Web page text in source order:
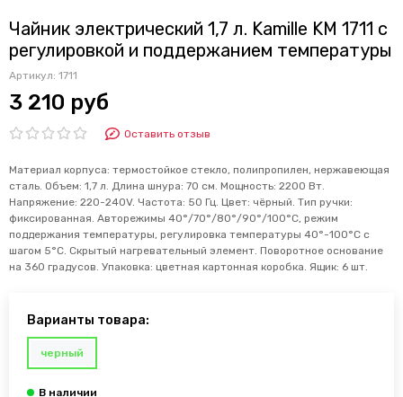
Чайник электрический 1,7 л. Kamille KM 1711 с
регулировкой и поддержанием температуры
Артикул: 1711
3 210 руб
Оставить отзыв
Материал корпуса: термостойкое стекло, полипропилен, нержавеющая
сталь. Объем: 1,7 л. Длина шнура: 70 см. Мощность: 2200 Вт.
Напряжение: 220-240V. Частота: 50 Гц. Цвет: чёрный. Тип ручки:
фиксированная. Авторежимы 40°/70°/80°/90°/100°C, режим
поддержания температуры, регулировка температуры 40°-100°С с
шагом 5°С. Скрытый нагревательный элемент. Поворотное основание
на 360 градусов. Упаковка: цветная картонная коробка. Ящик: 6 шт.
Варианты товара:
черный